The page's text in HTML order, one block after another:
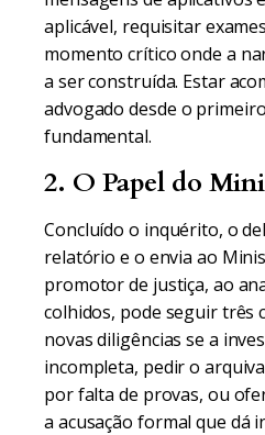
aplicável, requisitar
momento crítico onde a
a ser construída. Estar
advogado desde o
fundamental.
2. O Papel do
Concluído o inquérito, o
relatório e o envia ao
promotor de justiça, ao
colhidos, pode seguir três
novas diligências se a
incompleta, pedir o
por falta de provas, ou
a acusação formal que dá